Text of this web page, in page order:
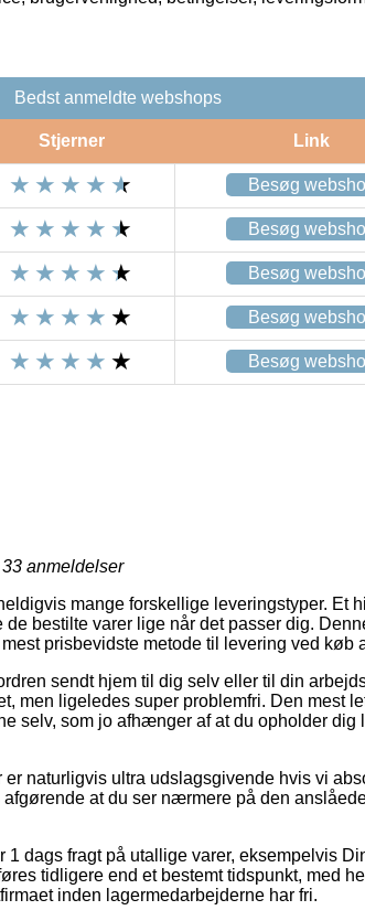
Bedst anmeldte webshops
Stjerner Link
Besøg
Besøg
Besøg
Besøg
Besøg
33 anmeldelser
mange forskellige leveringstyper. Et
bestilte varer lige når det passer dig.
prisbevidste metode til levering ved køb
sendt hjem til dig selv eller til din
men ligeledes super problemfri. Den mest
selv, som jo afhænger af at du opholder dig
naturligvis ultra udslagsgivende hvis vi
at du ser nærmere på den
1 dags fragt på utallige varer, eksempelvis
tidligere end et bestemt tidspunkt, med
inden lagermedarbejderne har fri.